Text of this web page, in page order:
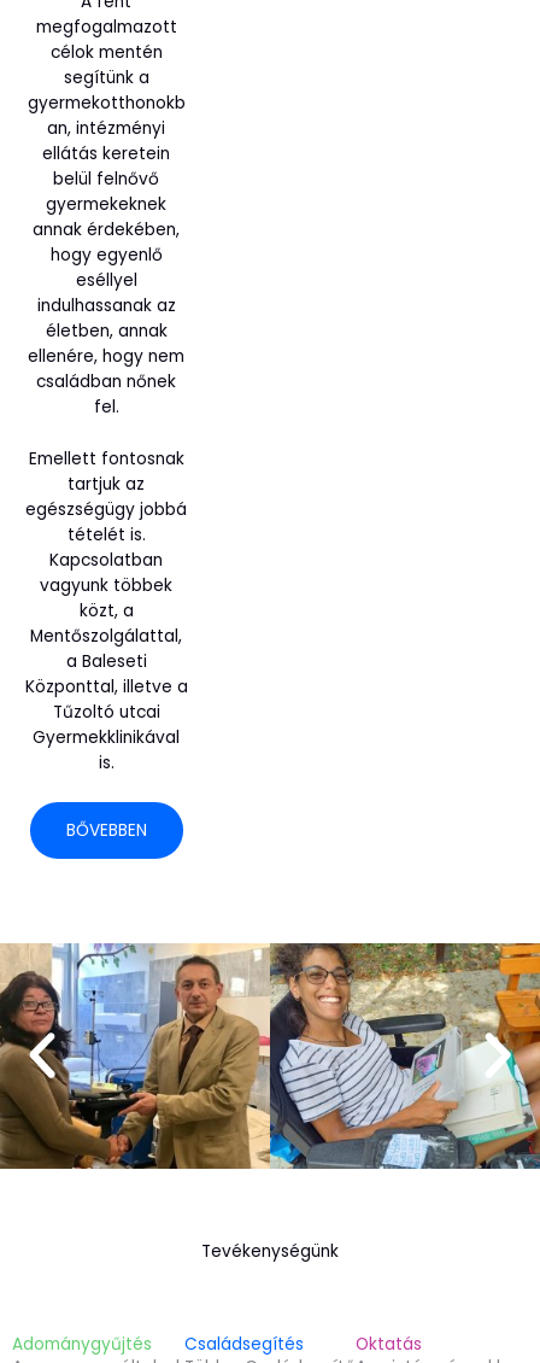
megfogalmazott
célok mentén
segítünk a
gyermekotthonokb
an, intézményi
ellátás keretein
belül felnővő
gyermekeknek
annak érdekében,
hogy egyenlő
eséllyel
indulhassanak az
életben, annak
ellenére, hogy nem
családban nőnek
fel.
Emellett fontosnak
tartjuk az
egészségügy jobbá
tételét is.
Kapcsolatban
vagyunk többek
közt, a
Mentőszolgálattal,
a Baleseti
Központtal, illetve a
Tűzoltó utcai
Gyermekklinikával
is.
BŐVEBBEN
Tevékenységünk
Adománygyűjtés
Családsegítés
Oktatás